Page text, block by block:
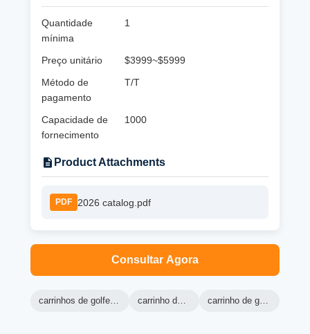
Quantidade
mínima
1
Preço unitário
$3999~$5999
Método de
pagamento
T/T
Capacidade de
fornecimento
1000
Product Attachments
PDF 2026 catalog.pdf
Consultar Agora
carrinhos de golfe de máquina verde carrinho de golfe ranger carrinho de golfe elétrico lsv